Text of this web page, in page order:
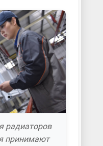
радиаторов
принимают